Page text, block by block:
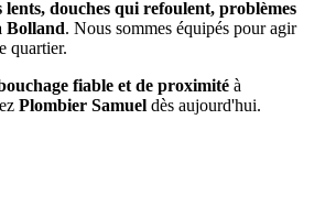
lents, douches qui refoulent, problèmes
Bolland. Nous sommes équipés pour agir
quartier.
fiable et de proximité à
Plombier Samuel dès aujourd'hui.